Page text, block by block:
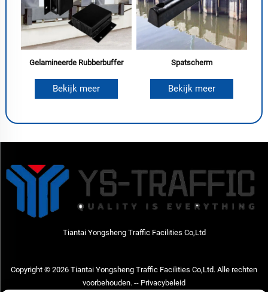
Gelamineerde Rubberbuffer
Bekijk meer
Spatscherm
Bekijk meer
Tiantai Yongsheng Traffic Facilities Co,Ltd
Copyright © 2026 Tiantai Yongsheng Traffic Facilities Co,Ltd. Alle rechten
voorbehouden. -- Privacybeleid